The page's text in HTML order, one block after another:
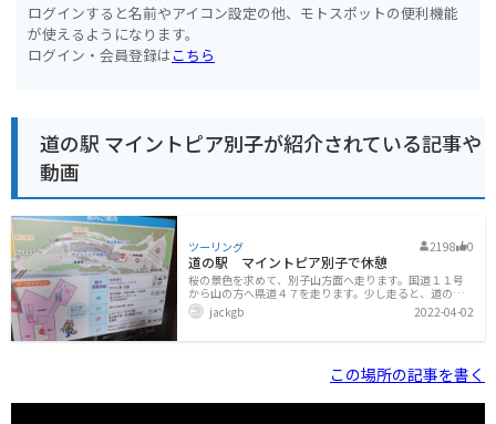
ログインすると名前やアイコン設定の他、モトスポットの便利機能
が使えるようになります。
ログイン・会員登録はこちら
道の駅 マイントピア別子が紹介されている記事や
動画
ツーリング 2198 0
道の駅 マイントピア別子で休憩
桜の景色を求めて、別子山方面へ走ります。国道１１号
から山の方へ県道４７を走ります。少し走ると、道の
駅 マイントピア別子に到着です。短い橋を渡ってすぐ
に、広い駐車場のなかにバイク用駐車場があります。そ
所、即、アイス売り場。大きなトイレ。で本館に入りま
があります。ここから離れたところにある、東平（とう
なる）という銅山の遺抗までのバスの乗車券も売ってま
jackgb 2022-04-02
この場所の記事を書く